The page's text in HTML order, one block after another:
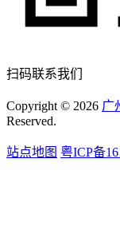
扫码联系我们
Copyright © 2026 广
Reserved.
站点地图 粤ICP备